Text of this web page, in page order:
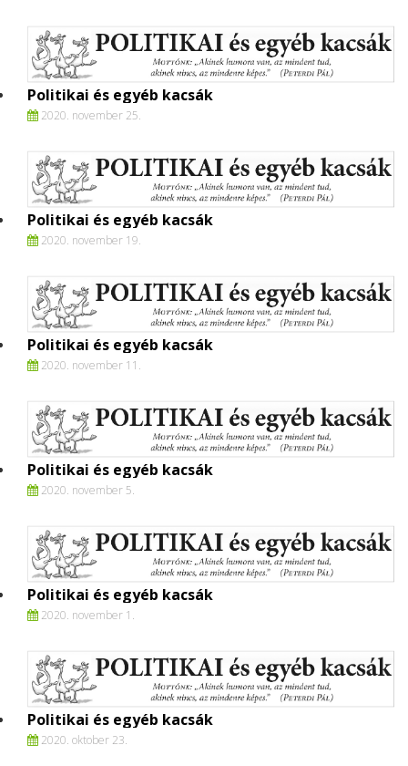
Politikai és egyéb kacsák
2020. november 25.
Politikai és egyéb kacsák
2020. november 19.
Politikai és egyéb kacsák
2020. november 11.
Politikai és egyéb kacsák
2020. november 5.
Politikai és egyéb kacsák
2020. november 1.
Politikai és egyéb kacsák
2020. oktober 23.